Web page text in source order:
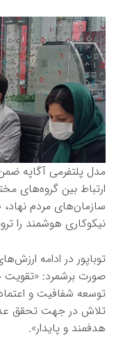
مدل پلتفرمی آگاپه ضمن
ارتباط بین گروه‌های
سازمان‌های مردم
نیکوکاری هوشمند را
توباپور در ادامه
صورت برشمرد: «تقویت
توسعه شفافیت و
تلاش در جهت تحقق
هدفمند و پایدار».